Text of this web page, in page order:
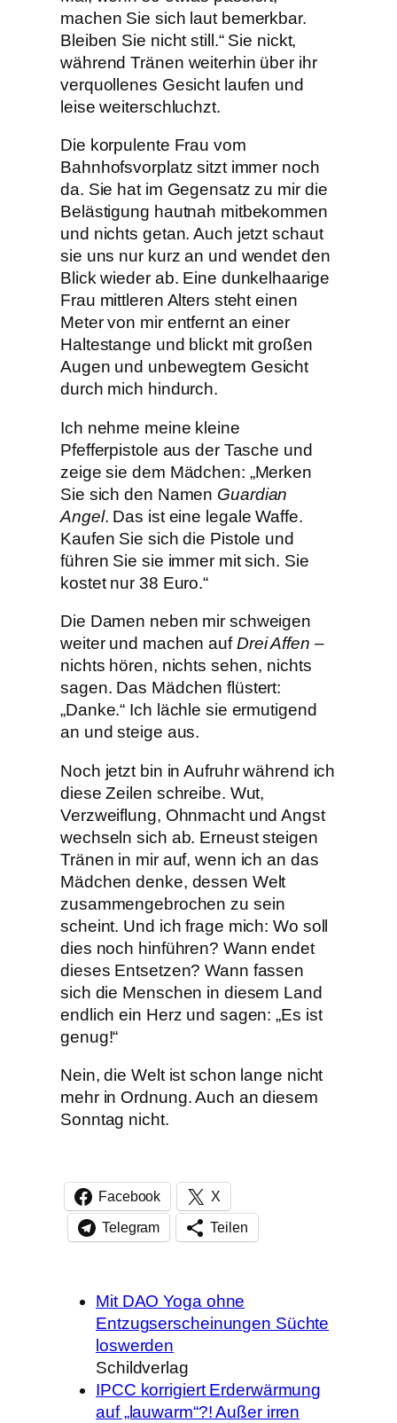
machen Sie sich laut bemerkbar.
Bleiben Sie nicht still.“ Sie nickt,
während Tränen weiterhin über ihr
verquollenes Gesicht laufen und
leise weiterschluchzt.
Die korpulente Frau vom
Bahnhofsvorplatz sitzt immer noch
da. Sie hat im Gegensatz zu mir die
Belästigung hautnah mitbekommen
und nichts getan. Auch jetzt schaut
sie uns nur kurz an und wendet den
Blick wieder ab. Eine dunkelhaarige
Frau mittleren Alters steht einen
Meter von mir entfernt an einer
Haltestange und blickt mit großen
Augen und unbewegtem Gesicht
durch mich hindurch.
Ich nehme meine kleine
Pfefferpistole aus der Tasche und
zeige sie dem Mädchen: „Merken
Sie sich den Namen Guardian
Angel. Das ist eine legale Waffe.
Kaufen Sie sich die Pistole und
führen Sie sie immer mit sich. Sie
kostet nur 38 Euro.“
Die Damen neben mir schweigen
weiter und machen aufDrei Affen –
nichts hören, nichts sehen, nichts
sagen. Das Mädchen flüstert:
„Danke.“ Ich lächle sie ermutigend
an und steige aus.
Noch jetzt bin in Aufruhr während ich
diese Zeilen schreibe. Wut,
Verzweiflung, Ohnmacht und Angst
wechseln sich ab. Erneust steigen
Tränen in mir auf, wenn ich an das
Mädchen denke, dessen Welt
zusammengebrochen zu sein
scheint. Und ich frage mich: Wo soll
dies noch hinführen? Wann endet
dieses Entsetzen? Wann fassen
sich die Menschen in diesem Land
endlich ein Herz und sagen: „Es ist
genug!“
Nein, die Welt ist schon lange nicht
mehr in Ordnung. Auch an diesem
Sonntag nicht.
Facebook X
Telegram Teilen
Mit DAO Yoga ohne
Entzugserscheinungen Süchte
loswerden
Schildverlag
IPCC korrigiert Erderwärmung
auf „lauwarm“?! Außer irren